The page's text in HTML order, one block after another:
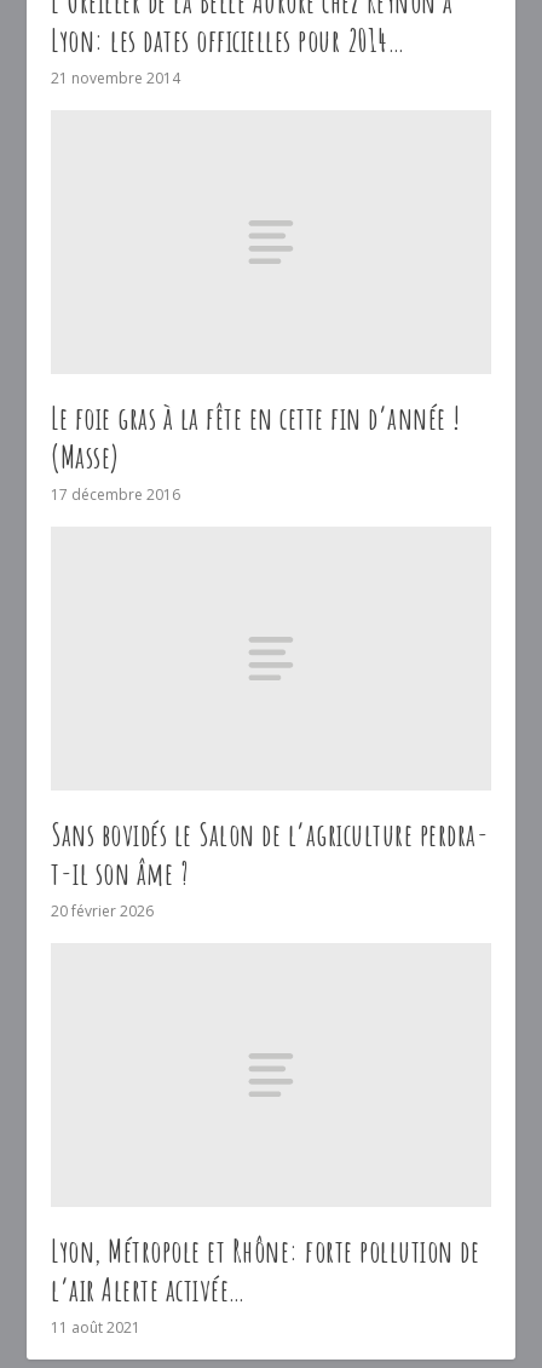
Lyon: les dates officielles pour 2014…
21 novembre 2014
Le foie gras à la fête en cette fin d’année !
(Masse)
17 décembre 2016
Sans bovidés le Salon de l’agriculture perdra-
t-il son âme ?
20 février 2026
Lyon, Métropole et Rhône: forte pollution de
l’air Alerte activée…
11 août 2021